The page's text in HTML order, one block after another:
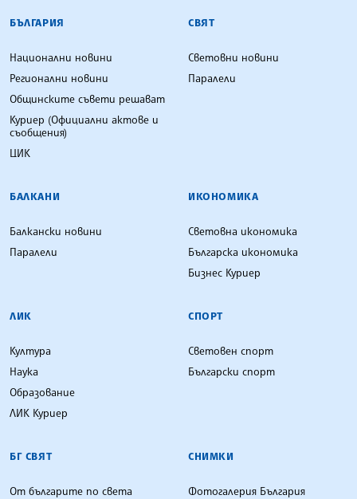
БЪЛГАРСКА ТЕЛЕГРАФНА АГЕНЦИЯ
БЪЛГАРИЯ
Национални новини
Регионални новини
Общинските съвети решават
Куриер (Официални актове и
съобщения)
ЦИК
СВЯТ
Световни новини
Паралели
БАЛКАНИ
Балкански новини
Паралели
ИКОНОМИКА
Световна икономика
Българска икономика
Бизнес Куриер
ЛИК
Култура
Наука
Образование
ЛИК Куриер
СПОРТ
Световен спорт
Български спорт
БГ СВЯТ
От българите по света
СНИМКИ
Фотогалерия България